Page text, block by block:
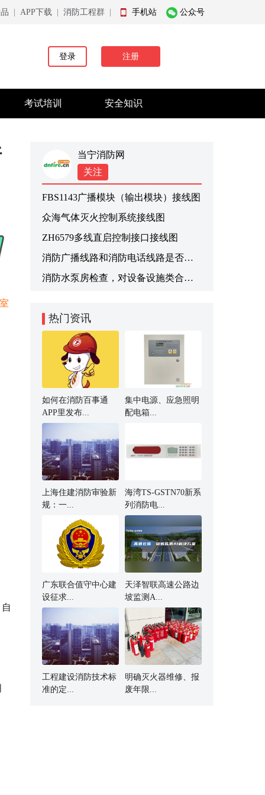
APP下载 消防工程群 手机站 公众号
登录 注册
考试培训 安全知识
当宁消防网
关注
FBS1143广播模块（输出模块）接线图
众海气体灭火控制系统接线图
ZH6579多线直启控制接口接线图
消防广播线路和消防电话线路是否需要采用耐火线缆吗？
消防水泵房检查，对设备设施类合规有啥要求？
热门资讯
如何在消防百事通
APP里发布...
集中电源、应急照明
配电箱...
上海住建消防审验新
规：一...
海湾TS-GSTN70新系
列消防电...
广东联合值守中心建
设征求...
天泽智联高速公路边
坡监测A...
工程建设消防技术标
准的定...
明确灭火器维修、报
废年限...